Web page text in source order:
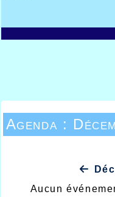
Agenda :
Aucun